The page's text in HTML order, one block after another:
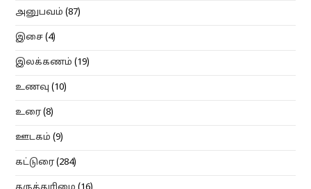
அனுபவம் (87)
இசை (4)
இலக்கணம் (19)
உணவு (10)
உரை(8)
ஊடகம் (9)
கட்டுரை(284)